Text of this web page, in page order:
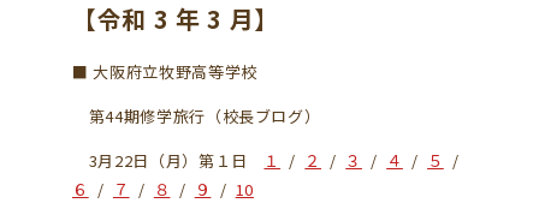
【令和 3 年 3 月】
■ 大阪府立牧野高等学校
第44期修学旅行（校長ブログ）
3月22日（月）第１日
１ / ２ / ３ / ４ / ５
/
６
/ ７ / ８ / ９ / 10